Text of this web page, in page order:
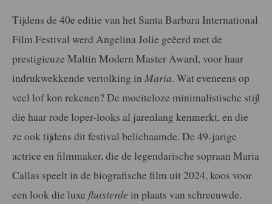
Tijdens de 40e editie van het Santa Barbara International
Film Festival werd Angelina Jolie geëerd met de
prestigieuze Maltin Modern Master Award, voor haar
indrukwekkende vertolking in Maria. Wat eveneens op
veel lof kon rekenen? De moeiteloze minimalistische stijl
die haar rode loper-looks al jarenlang kenmerkt, en die
ze ook tijdens dit festival belichaamde. De 49-jarige
actrice en filmmaker, die de legendarische sopraan Maria
Callas speelt in de biografische film uit 2024, koos voor
een look die luxe fluisterde in plaats van schreeuwde.